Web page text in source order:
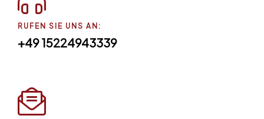
RUFEN SIE UNS AN:
+49 15224943339